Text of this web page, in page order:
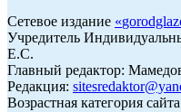
Сетевое издание «
Учредитель
Е.С.
Главный редактор:
Редакция:
Возрастная категория